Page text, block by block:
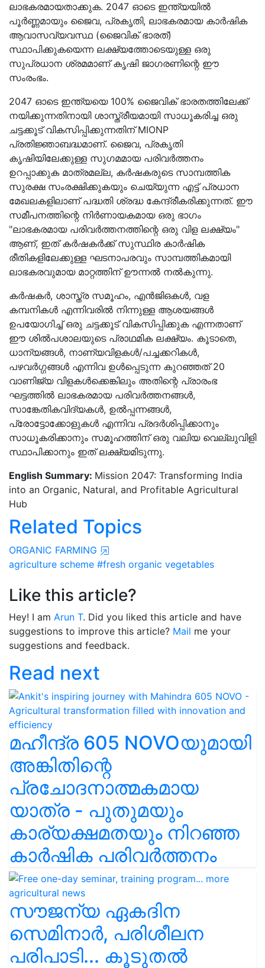
ലാഭകരമായതാക്കുക. 2047 ഓടെ ഇന്ത്യയിൽ
പൂർണ്ണമായും ജൈവ, പ്രകൃതി, ലാഭകരമായ കാർഷിക
ആവാസവ്യവസ്ഥ (ജൈവിക് ഭാരത്)
സ്ഥാപിക്കുകയെന്ന ലക്ഷ്യത്തോടെയുള്ള ഒരു
സുപ്രധാന ശ്രമമാണ് കൃഷി ജാഗരണിന്റെ ഈ
സംരംഭം.
2047 ഓടെ ഇന്ത്യയെ 100% ജൈവിക് ഭാരതത്തിലേക്ക്
നയിക്കുന്നതിനായി ശാസ്ത്രീയമായി സാധൂകരിച്ച ഒരു
ചട്ടക്കൂട് വികസിപ്പിക്കുന്നതിന് MIONP
പ്രതിജ്ഞാബദ്ധമാണ്. ജൈവ, പ്രകൃതി
കൃഷിയിലേക്കുള്ള സുഗമമായ പരിവർത്തനം
ഉറപ്പാക്കുക മാത്രമല്ല, കർഷകരുടെ സാമ്പത്തിക
സുരക്ഷ സംരക്ഷിക്കുകയും ചെയ്യുന്ന എട്ട് പ്രധാന
മേഖലകളിലാണ് പദ്ധതി ശ്രദ്ധ കേന്ദ്രീകരിക്കുന്നത്. ഈ
സമീപനത്തിന്റെ നിർണായകമായ ഒരു ഭാഗം
"ലാഭകരമായ പരിവർത്തനത്തിന്റെ ഒരു വിള ലക്ഷ്യം"
ആണ്, ഇത് കർഷകർക്ക് സുസ്ഥിര കാർഷിക
രീതികളിലേക്കുള്ള ഘടനാപരവും സാമ്പത്തികമായി
ലാഭകരവുമായ മാറ്റത്തിന് ഊന്നൽ നൽകുന്നു.
കർഷകർ, ശാസ്ത്ര സമൂഹം, എൻജിഒകൾ, വള
കമ്പനികൾ എന്നിവരിൽ നിന്നുള്ള ആശയങ്ങൾ
ഉപയോഗിച്ച് ഒരു ചട്ടക്കൂട് വികസിപ്പിക്കുക എന്നതാണ്
ഈ ശിൽപശാലയുടെ പ്രാഥമിക ലക്ഷ്യം. കൂടാതെ,
ധാന്യങ്ങൾ, നാണ്യവിളകൾ/പച്ചക്കറികൾ,
പഴവർഗ്ഗങ്ങൾ എന്നിവ ഉൾപ്പെടുന്ന കുറഞ്ഞത് 20
വാണിജ്യ വിളകൾക്കെങ്കിലും അതിന്റെ പ്രാരംഭ
ഘട്ടത്തിൽ ലാഭകരമായ പരിവർത്തനങ്ങൾ,
സാങ്കേതികവിദ്യകൾ, ഉൽപ്പന്നങ്ങൾ,
പ്രോട്ടോക്കോളുകൾ എന്നിവ പ്രദർശിപ്പിക്കാനും
സാധൂകരിക്കാനും സമൂഹത്തിന് ഒരു വലിയ വെല്ലുവിളി
സ്ഥാപിക്കാനും ഇത് ലക്ഷ്യമിടുന്നു.
English Summary: Mission 2047: Transforming India
into an Organic, Natural, and Profitable Agricultural
Hub
Related Topics
ORGANIC FARMING
agriculture scheme #fresh organic vegetables
Like this article?
Hey! I am Arun T. Did you liked this article and have
suggestions to improve this article? Mail me your
suggestions and feedback.
Read next
മഹീന്ദ്ര 605 NOVOയുമായി
അങ്കിതിന്റെ
പ്രചോദനാത്മകമായ
യാത്ര - പുതുമയും
കാര്യക്ഷമതയും നിറഞ്ഞ
കാർഷിക പരിവർത്തനം
സൗജന്യ ഏകദിന
സെമിനാർ, പരിശീലന
പരിപാടി... കൂടുതൽ